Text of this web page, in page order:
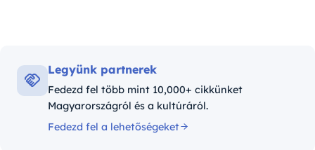
Legyünk partnerek
Fedezd fel több mint 10,000+ cikkünket
Magyarországról és a kultúráról.
Fedezd fel a lehetőségeket